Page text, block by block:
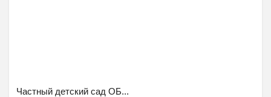
Частный детский сад ОБ...